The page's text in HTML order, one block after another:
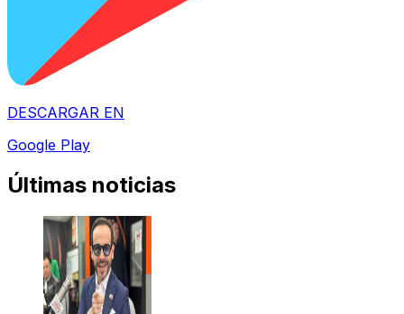
DESCARGAR EN
Google Play
Últimas noticias